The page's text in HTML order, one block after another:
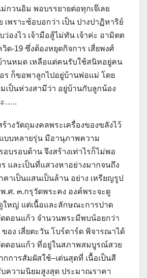
ม่กวนอิม พอบรรยายต่อทุกเจ๊เลย
เพราะซ้อบอกว่า เป็น ปางปาฏิหาริย์
องไว เจ้ามือสู้ไม่ทัน เจ้าค่ะ อามิตต
ด-19 ซึ่งต้องหยุดกิจการ เสี่ยพงศ์
านหมด เหลือแต่คนรับใช้สนิทอยู่คน
อร ก็ขอพาลูกไปอยู่บ้านพ่อแม่ โดย
เป็นห่วงสามีว่า อยู่บ้านกับลูกน้อง
ะ…..
างวัตถุมงคลพระเครื่องของขลังไว้
บบหลายรุ่น มีอานุภาพความ
บรอบด้าน จึงสร้างเท่าไรก็ไม่พอ
และเป็นที่แสวงหาอย่างมากจนถึง
าเป็นแสนเป็นล้าน อย่าง เหรียญรูป
.ศ. ๓.กรุวัดพระคง องค์พระจะดู
ใหญ่ แต่เนื้อและลักษณะการปาด
ดอนแก้ว จำนวนพระมีพบน้อยกว่า
อง เสี่ยตะวัน โบร์ดาร์ด พิจารณาได้
ดดอนแก้ว ที่อยู่ในสภาพสมบูรณ์สวย
กการสัมผัสใช้–เด่นสุดที่ เนื้อเป็นสี
บความนิยมสูงสุด ประมาณราคา